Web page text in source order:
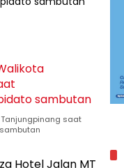
Tanjungpinang saat
Hotel Jalan MT